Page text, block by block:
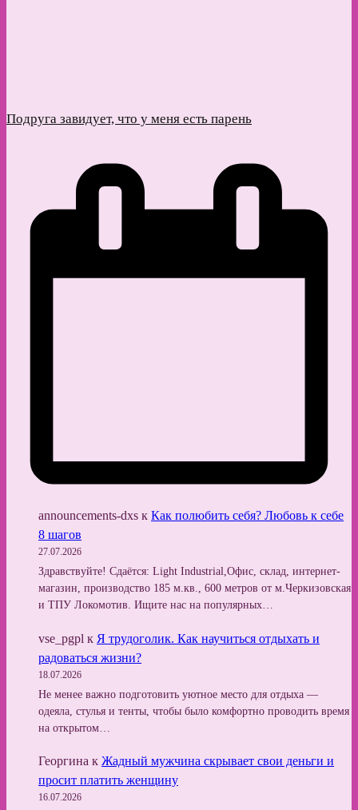
Подруга завидует, что у меня есть парень
announcements-dxs к Как полюбить себя? Любовь к себе
8 шагов
27.07.2026
Здравствуйте! Сдаётся: Light Industrial,Офис, склад, интернет-
магазин, производство 185 м.кв., 600 метров от м.Черкизовская
и ТПУ Локомотив. Ищите нас на популярных…
vse_pgpl к Я трудоголик. Как научиться отдыхать и
радоваться жизни?
18.07.2026
Не менее важно подготовить уютное место для отдыха —
одеяла, стулья и тенты, чтобы было комфортно проводить время
на открытом…
Георгина к Жадный мужчина скрывает свои деньги и
просит платить женщину
16.07.2026